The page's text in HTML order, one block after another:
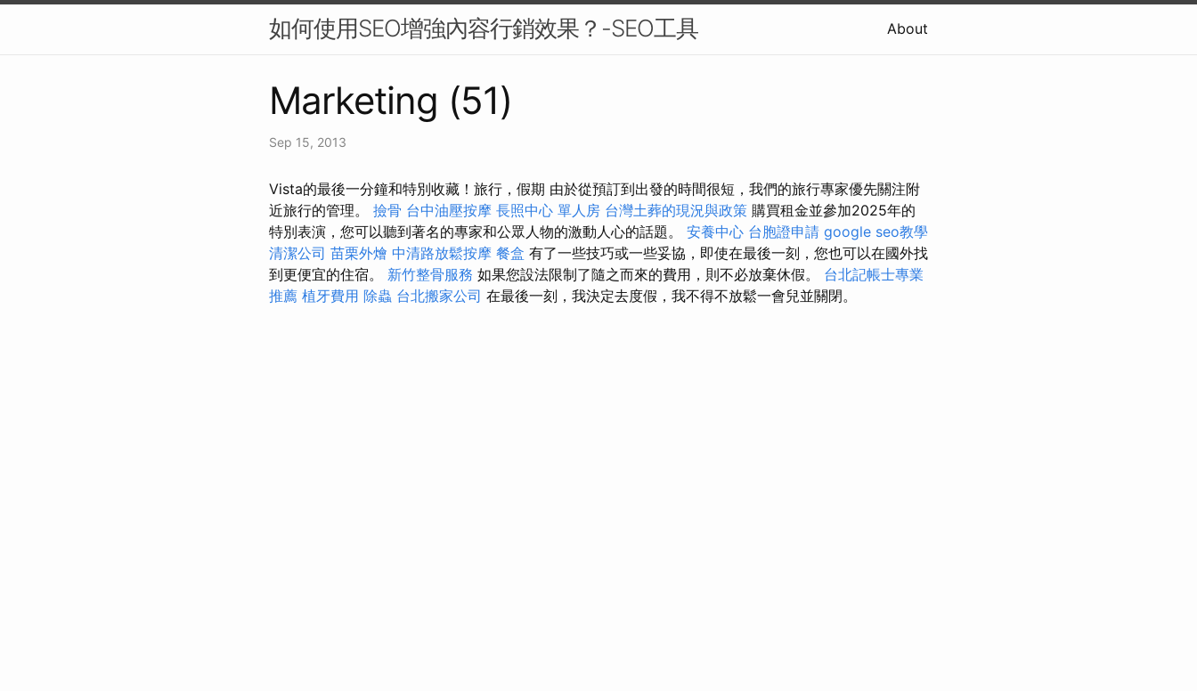
如何使用SEO增強內容行銷效果？-SEO工具 About
Marketing (51)
Sep 15, 2013
Vista的最後一分鐘和特別收藏！旅行，假期 由於從預訂到出發的時間很短，我們的旅行專家優先關注附
近旅行的管理。 撿骨 台中油壓按摩 長照中心 單人房 台灣土葬的現況與政策 購買租金並參加2025年的
特別表演，您可以聽到著名的專家和公眾人物的激動人心的話題。 安養中心 台胞證申請 google seo教學
清潔公司 苗栗外燴 中清路放鬆按摩 餐盒 有了一些技巧或一些妥協，即使在最後一刻，您也可以在國外找
到更便宜的住宿。 新竹整骨服務 如果您設法限制了隨之而來的費用，則不必放棄休假。 台北記帳士專業
推薦 植牙費用 除蟲 台北搬家公司 在最後一刻，我決定去度假，我不得不放鬆一會兒並關閉。